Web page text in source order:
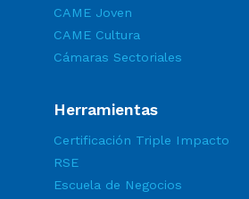
CAME Joven
CAME Cultura
Cámaras Sectoriales
Herramientas
Certificación Triple Impacto
RSE
Escuela de Negocios